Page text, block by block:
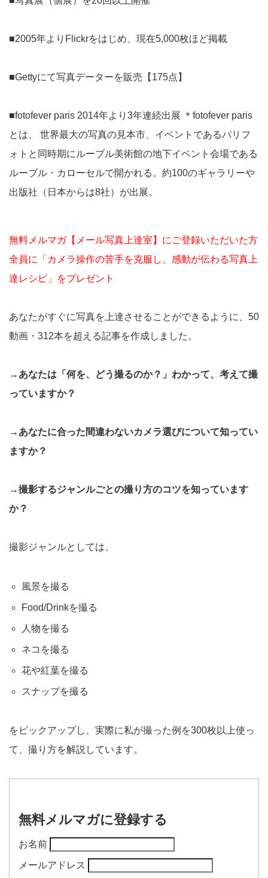
■2005年よりFlickrをはじめ、現在5,000枚ほど掲載
■Gettyにて写真データーを販売【175点】
■fotofever paris 2014年より3年連続出展 ＊fotofever paris
とは、 世界最大の写真の見本市、イベントであるパリフ
ォトと同時期にルーブル美術館の地下イベント会場である
ルーブル・カローセルで開かれる。約100のギャラリーや
出版社（日本からは8社）が出展。
無料メルマガ【メール写真上達室】にご登録いただいた方
全員に「カメラ操作の苦手を克服し、感動が伝わる写真上
達レシピ」をプレゼント
あなたがすぐに写真を上達させることができるように、50
動画・312本を超える記事を作成しました。
→あなたは「何を、どう撮るのか？」わかって、考えて撮
っていますか？
→あなたに合った間違わないカメラ選びについて知ってい
ますか？
→撮影するジャンルごとの撮り方のコツを知っています
か？
撮影ジャンルとしては、
風景を撮る
Food/Drinkを撮る
人物を撮る
ネコを撮る
花や紅葉を撮る
スナップを撮る
をピックアップし、実際に私が撮った例を300枚以上使っ
て、撮り方を解説しています。
無料メルマガに登録する
お名前
メールアドレス